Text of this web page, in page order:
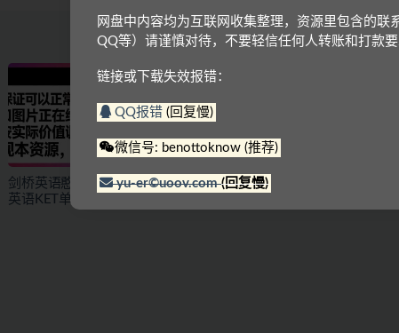
剑桥英语憨爸巫老师剑桥
英语KET单词课
剑桥英语分级读物
网盘中内容均为互联网收集整理，资源里包含的联
QQ等）请谨慎对待，不要轻信任何人转账和打款要
链接或下载失效报错：
QQ报错 (回复慢)
微信号: benottoknow (推荐)
yu-er©uoov.com(回复慢)